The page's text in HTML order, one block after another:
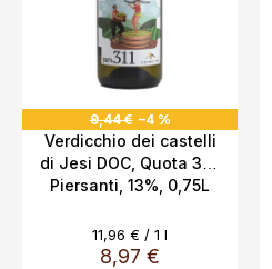
9,44 € –4 %
Verdicchio dei castelli
di Jesi DOC, Quota 311,
Piersanti, 13%, 0,75L
8,97 €
Evaluare
preţ:
11,96 € / 1 l